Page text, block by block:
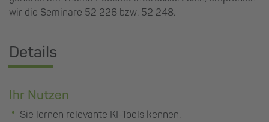
wir die Seminare 52 226 bzw. 52 248.
Details
Ihr Nutzen
Sie lernen relevante KI-Tools kennen.